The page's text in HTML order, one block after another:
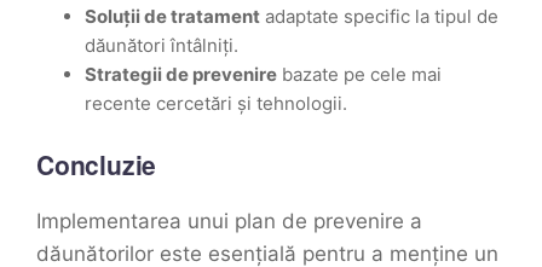
Soluții de tratament adaptate specific la tipul de
dăunători întâlniți.
Strategii de prevenire bazate pe cele mai
recente cercetări și tehnologii.
Concluzie
Implementarea unui plan de prevenire a
dăunătorilor este esențială pentru a menține un